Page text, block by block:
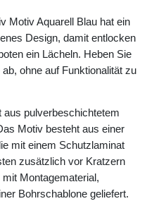
Motiv Aquarell Blau hat ein
Design, damit entlocken
ein Lächeln. Heben Sie
ohne auf Funktionalität zu
pulverbeschichtetem
Motiv besteht aus einer
mit einem Schutzlaminat
zusätzlich vor Kratzern
Montagematerial,
Bohrschablone geliefert.